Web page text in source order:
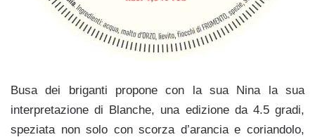
Busa dei briganti propone con la sua Nina la sua
interpretazione di Blanche, una edizione da 4.5 gradi,
speziata non solo con scorza d’arancia e coriandolo,